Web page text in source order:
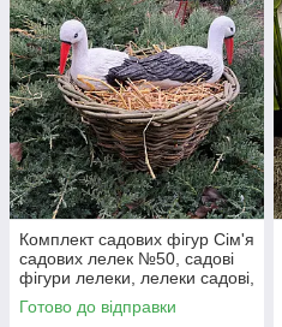
Комплект садових фігур Сім'я
садових лелек №50, садові
фігури лелеки, лелеки садові,
садово паркові скульптури
лелеки, лелеки для
Готово до відправки